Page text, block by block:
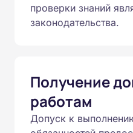
проверки знаний
законодательства.
Получение
работам
Допуск к